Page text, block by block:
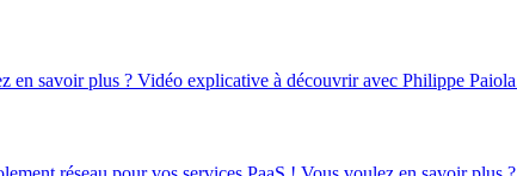
en savoir plus ? Vidéo explicative à découvrir avec Philippe